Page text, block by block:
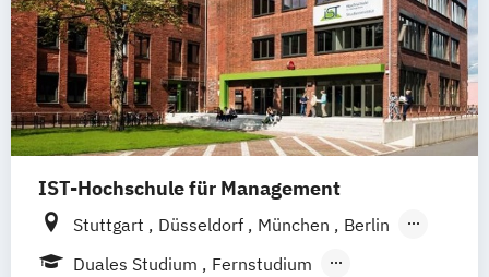
IST-Hochschule für Management
Stuttgart Düsseldorf München
Berlin
Hamburg
Weil am Rhein
Duales Studium
Fernstudium